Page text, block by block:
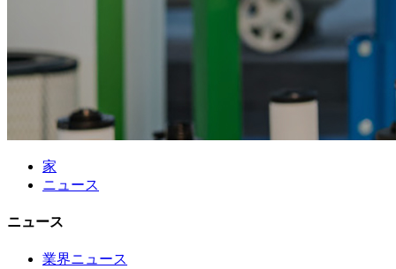
家
ニュース
ニュース
業界ニュース